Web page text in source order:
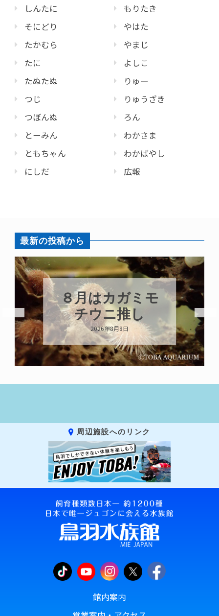
しんたに
そにどり
たかむら
たに
たぬたぬ
つじ
つぼんぬ
とーみん
ともちゃん
にしだ
もりたき
やはた
やまじ
よしこ
りゅー
りゅうざき
ろん
わかさま
わかばやし
広報
最新の投稿から
８月はカガミモ
チウニ推し
2026年8月8日
周辺施設へのリンク
館内案内